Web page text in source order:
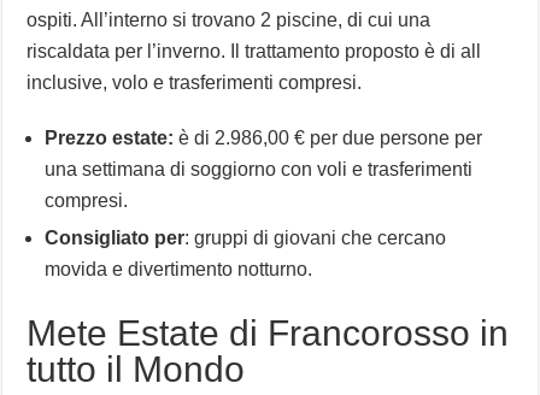
ospiti. All’interno si trovano 2 piscine, di cui una
riscaldata per l’inverno. Il trattamento proposto è di all
inclusive, volo e trasferimenti compresi.
Prezzo estate: è di 2.986,00 € per due persone per
una settimana di soggiorno con voli e trasferimenti
compresi.
Consigliato per: gruppi di giovani che cercano
movida e divertimento notturno.
Mete Estate di Francorosso in
tutto il Mondo